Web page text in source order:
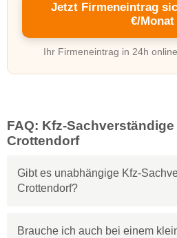
Jetzt Firmeneintrag
€/Monat
Ihr Firmeneintrag in 24h
FAQ: Kfz-
Crottendorf
Gibt es unabhängige Kfz-
Crottendorf?
Brauche ich auch bei einem